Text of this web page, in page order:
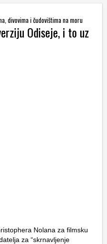
divovima i čudovištima na moru
Odiseje, i to uz
Nolana za filmsku
za “skrnavljenje